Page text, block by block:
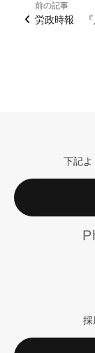
前の記事
労政時報 『
下記よ
採